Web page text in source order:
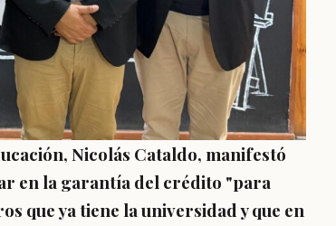
Nicolás Cataldo, manifestó
en la garantía del crédito "para
que ya tiene la universidad y que en